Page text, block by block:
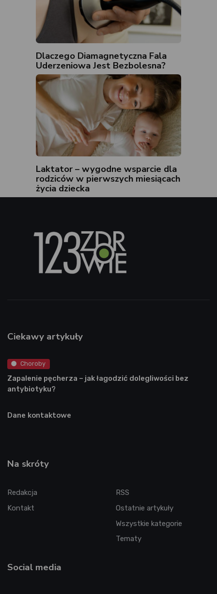
Dlaczego Diamagnetyczna Fala
Uderzeniowa Jest Bezbolesna?
Laktator – wygodne wsparcie dla
rodziców w pierwszych miesiącach
życia dziecka
Ciekawy artykuły
Choroby
Zapalenie pęcherza – jak łagodzić dolegliwości bez
antybiotyku?
Dane kontaktowe
Na skróty
Redakcja
Kontakt
RSS
Ostatnie artykuły
Wszystkie kategorie
Tematy
Social media